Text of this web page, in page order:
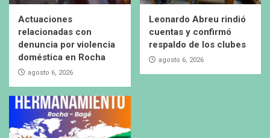
Actuaciones
relacionadas con
denuncia por violencia
doméstica en Rocha
agosto 6, 2026
Leonardo Abreu rindió
cuentas y confirmó
respaldo de los clubes
agosto 6, 2026